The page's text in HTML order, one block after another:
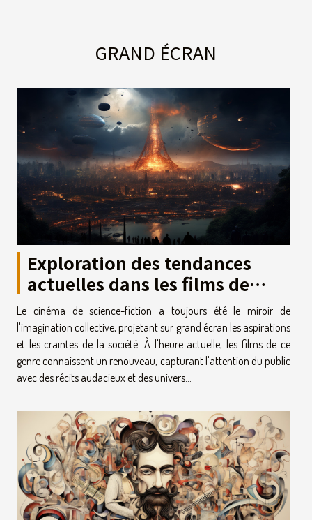
GRAND ÉCRAN
Exploration des tendances
actuelles dans les films de
science-fiction et leur impact
culturel
Le cinéma de science-fiction a toujours été le miroir de
l'imagination collective, projetant sur grand écran les aspirations
et les craintes de la société. À l'heure actuelle, les films de ce
genre connaissent un renouveau, capturant l'attention du public
avec des récits audacieux et des univers...